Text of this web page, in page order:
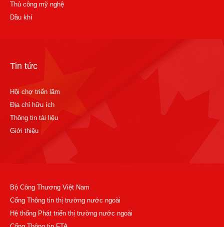
Thủ công mỹ nghệ
Dầu khí
Tin tức
Hội chợ triển lãm
Địa chỉ hữu ích
Thông tin tài liệu
Giới thiệu
Bộ Công Thương Việt Nam
Cổng Thông tin thị trường nước ngoài
Hệ thống Phát triển thị trường nước ngoài